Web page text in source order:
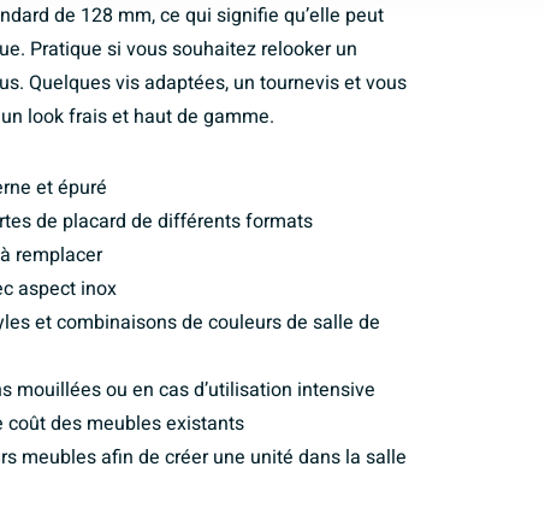
de 128 mm, ce qui signifie qu’elle peut
Pratique si vous souhaitez relooker un
Quelques vis adaptées, un tournevis et vous
look frais et haut de gamme.
et épuré
de placard de différents formats
remplacer
aspect inox
et combinaisons de couleurs de salle de
mouillées ou en cas d’utilisation intensive
des meubles existants
meubles afin de créer une unité dans la salle